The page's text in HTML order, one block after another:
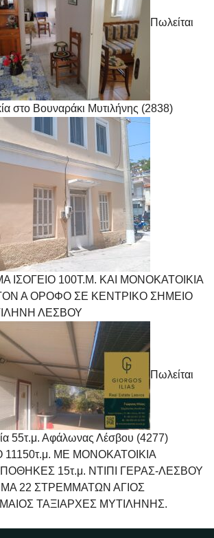
Πωλείται
στο Βουναράκι Μυτιλήνης (2838)
ΙΣΟΓΕΙΟ 100Τ.Μ. ΚΑΙ ΜΟΝΟΚΑΤΟΙΚΙΑ
Α ΟΡΟΦΟ ΣΕ ΚΕΝΤΡΙΚΟ ΣΗΜΕΙΟ
ΛΕΣΒΟΥ
Πωλείται
55τ.μ. Αφάλωνας Λέσβου (4277)
ΜΕ ΜΟΝΟΚΑΤΟΙΚΙΑ
15τ.μ. ΝΤΙΠΙ ΓΕΡΑΣ-ΛΕΣΒΟΥ
22 ΣΤΡΕΜΜΑΤΩΝ ΑΓΙΟΣ
ΤΑΞΙΑΡΧΕΣ ΜΥΤΙΛΗΝΗΣ.